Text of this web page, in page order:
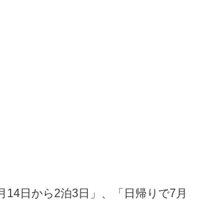
日から2泊3日」、「日帰りで7月